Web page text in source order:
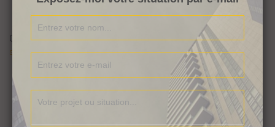
Ce site utilise Akismet pour réduire les indésirables.En savoir plus
sur la façon dont les données de vos commentaires sont traitées